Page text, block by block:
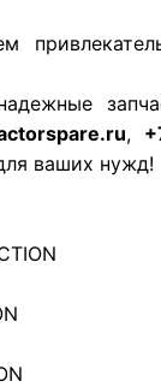
,
ваших нужд!